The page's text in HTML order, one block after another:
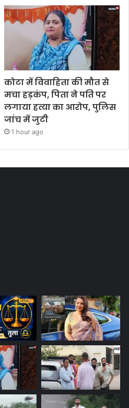
कोटा में विवाहिता की मौत से
मचा हड़कंप, पिता ने पति पर
लगाया हत्या का आरोप, पुलिस
जांच में जुटी
1 hour ago